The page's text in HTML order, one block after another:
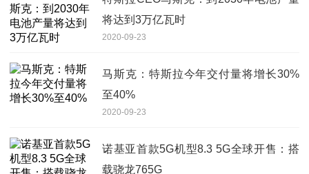
将达到3万亿瓦时
2020-09-23
马斯克：特斯拉今年交付量将增长30%
至40%
2020-09-23
诺基亚首款5G机型8.3 5G全球开售：搭
载骁龙765G